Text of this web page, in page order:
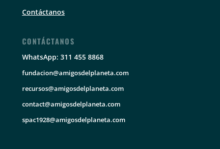
Contáctanos
CONTÁCTANOS
WhatsApp: 311 455 8868
fundacion@amigosdelplaneta.com
recursos@amigosdelplaneta.com
contact@amigosdelplaneta.com
spac1928@amigosdelplaneta.com